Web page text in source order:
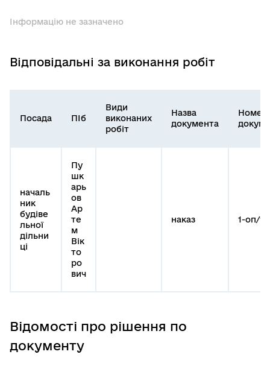
Інформацію не зазначено
Відповідальні за виконання робіт
Посада ПІб
Види
виконаних
робіт
Назва
документа
Номер
началь
ник
будіве
льної
дільни
ці
Пу
шк
арь
ов
Ар
те
м
Вік
то
ро
вич
наказ 1-оп/10
Відомості про рішення по
документу